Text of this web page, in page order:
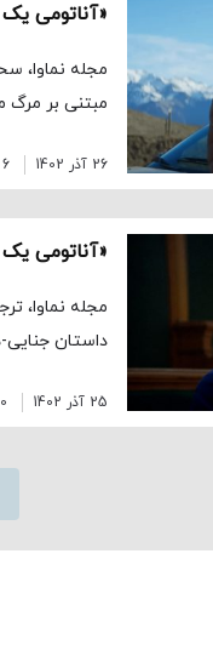
«آناتومی
مجله نماوا،
مبتنی بر
26 آذر 1402 6 دقیقه
«آناتومی
داستان
25 آذر 1402 10